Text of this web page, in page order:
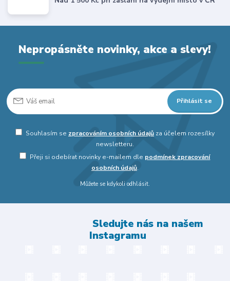
Nepropásněte novinky, akce a slevy!
Přihlásit se
Souhlasím se zpracováním osobních údajůza účelem rozesílky
newsletteru.
Přeji si odebírat novinky e-mailem dle podmínek zpracování
osobních údajů.
Můžete se kdykoli odhlásit.
Sledujte nás na našem
Instagramu